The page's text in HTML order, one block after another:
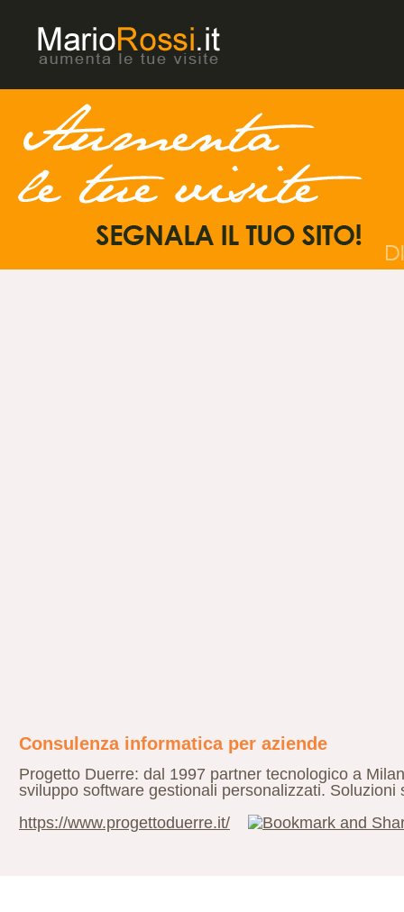
Consulenza informatica per aziende
Progetto Duerre: dal 1997 partner tecnologico a
sviluppo software gestionali personalizzati.
https://www.progettoduerre.it/